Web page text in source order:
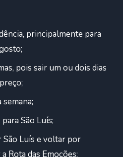
principalmente para
pois sair um ou dois dias
São Luís;
São Luís e voltar por
Rota das Emoções;